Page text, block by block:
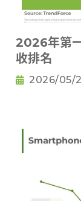
2026年第
收排名
2026/05/